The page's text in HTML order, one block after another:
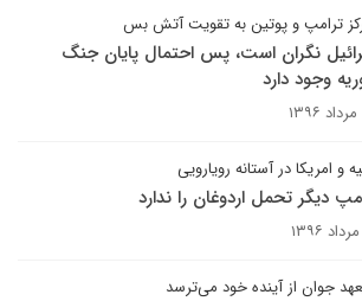
ترامپ و پوتین به تقویت آتش بس
نگران است، پس احتمال پایان جنگ
وجود دارد
و امریکا در آستانه رویارویی
دیگر تحمل اردوغان را ندارد
جوان از آینده خود می‌ترسد